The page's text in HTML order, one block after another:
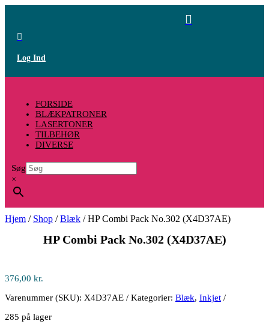


Log Ind
FORSIDE
BLÆKPATRONER
LASERTONER
TILBEHØR
DIVERSE
Søg
×
Hjem / Shop /Blæk / HP Combi Pack No.302 (X4D37AE)
HP Combi Pack No.302 (X4D37AE)
376,00 kr.
Varenummer (SKU): X4D37AE Kategorier: Blæk, Inkjet
285 på lager